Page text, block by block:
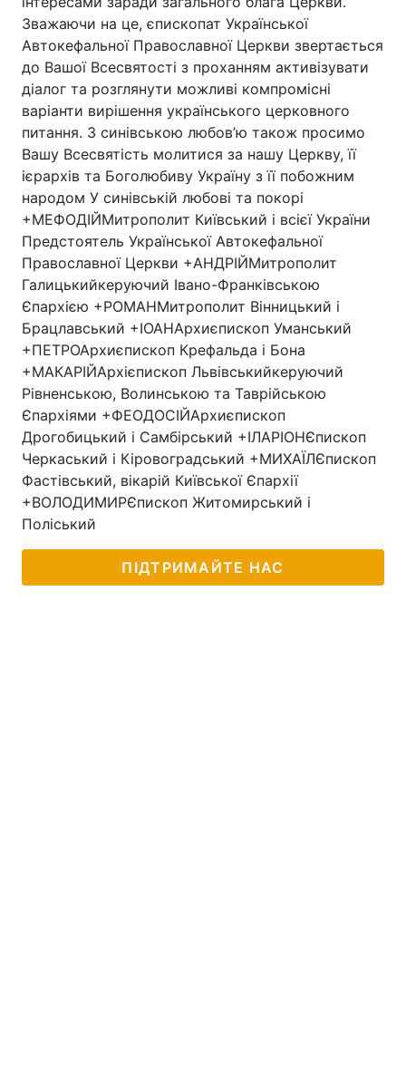
Зважаючи на це, єпископат Української
Автокефальної Православної Церкви звертається
до Вашої Всесвятості з проханням активізувати
діалог та розглянути можливі компромісні
варіанти вирішення українського церковного
питання. З синівською любов’ю також просимо
Вашу Всесвятість молитися за нашу Церкву, її
ієрархів та Боголюбиву Україну з її побожним
народом У синівській любові та покорі
+МЕФОДІЙМитрополит Київський і всієї України
Предстоятель Української Автокефальної
Православної Церкви +АНДРІЙМитрополит
Галицькийкеруючий Івано-Франківською
Єпархією +РОМАНМитрополит Вінницький і
Брацлавський +ІОАНАрхиєпископ Уманський
+ПЕТРОАрхиєпископ Крефальда і Бона
+МАКАРІЙАрхієпископ Львівськийкеруючий
Рівненською, Волинською та Таврійською
Єпархіями +ФЕОДОСІЙАрхиєпископ
Дрогобицький і Самбірський +ІЛАРІОНЄпископ
Черкаський і Кіровоградський +МИХАЇЛЄпископ
Фастівський, вікарій Київської Єпархії
+ВОЛОДИМИРЄпископ Житомирський і
Поліський
ПІДТРИМАЙТЕ НАС